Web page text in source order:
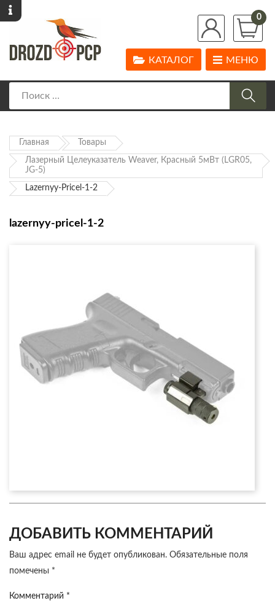
0
МЕНЮ
КАТАЛОГ
Главная Товары
Лазерный Целеуказатель Weaver, Красный 5мВт (LGR05,
JG-5)
Lazernyy-Pricel-1-2
lazernyy-pricel-1-2
ДОБАВИТЬ КОММЕНТАРИЙ
Ваш адрес email не будет опубликован. Обязательные поля
помечены *
Комментарий *